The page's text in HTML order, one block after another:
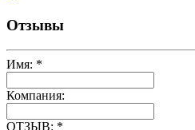
Отзывы
Имя: *
Компания:
ОТЗЫВ: *